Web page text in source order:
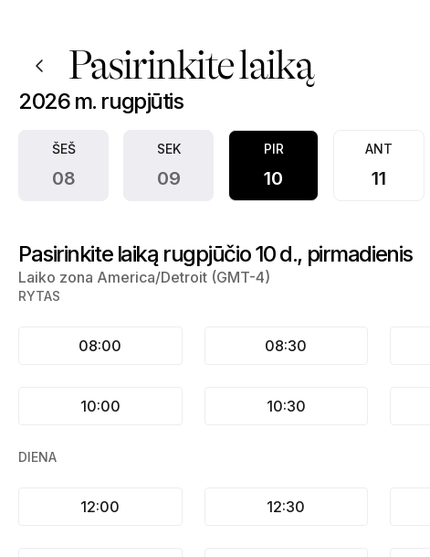
Pasirinkite laiką
2026 m. rugpjūtis
ŠEŠ
08
SEK
09
PIR
10
ANT
11
Pasirinkite laiką rugpjūčio 10 d., pirmadienis
Laiko zona America/Detroit (GMT-4)
RYTAS
08:00 08:30
10:00 10:30
DIENA
12:00 12:30